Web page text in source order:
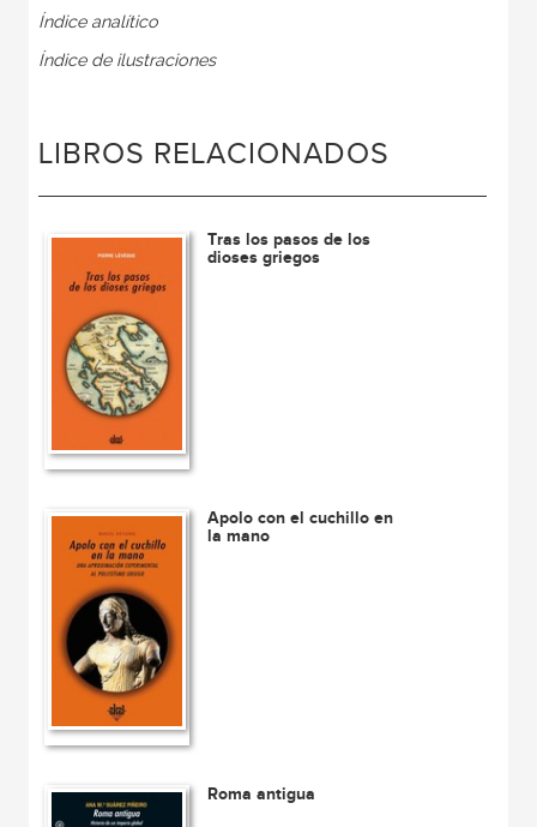
Índice analítico
Índice de ilustraciones
LIBROS RELACIONADOS
Tras los pasos de los
dioses griegos
Apolo con el cuchillo en
la mano
Roma antigua